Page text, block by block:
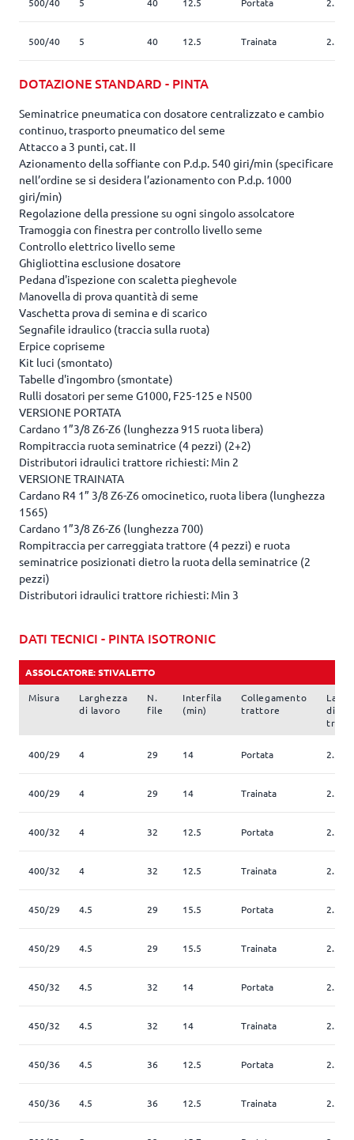
500/40 5 40 12.5 Portata 2.5
500/40 5 40 12.5 Trainata 2.5
DOTAZIONE STANDARD - PINTA
Seminatrice pneumatica con dosatore centralizzato e cambio
continuo, trasporto pneumatico del seme
Attacco a 3 punti, cat. II
Azionamento della soffiante con P.d.p. 540 giri/min (specificare
nell’ordine se si desidera l’azionamento con P.d.p. 1000
giri/min)
Regolazione della pressione su ogni singolo assolcatore
Tramoggia con finestra per controllo livello seme
Controllo elettrico livello seme
Ghigliottina esclusione dosatore
Pedana d'ispezione con scaletta pieghevole
Manovella di prova quantità di seme
Vaschetta prova di semina e di scarico
Segnafile idraulico (traccia sulla ruota)
Erpice copriseme
Kit luci (smontato)
Tabelle d'ingombro (smontate)
Rulli dosatori per seme G1000, F25-125 e N500
VERSIONE PORTATA
Cardano 1”3/8 Z6-Z6 (lunghezza 915 ruota libera)
Rompitraccia ruota seminatrice (4 pezzi) (2+2)
Distributori idraulici trattore richiesti: Min 2
VERSIONE TRAINATA
Cardano R4 1” 3/8 Z6-Z6 omocinetico, ruota libera (lunghezza
1565)
Cardano 1”3/8 Z6-Z6 (lunghezza 700)
Rompitraccia per carreggiata trattore (4 pezzi) e ruota
seminatrice posizionati dietro la ruota della seminatrice (2
pezzi)
Distributori idraulici trattore richiesti: Min 3
DATI TECNICI - PINTA ISOTRONIC
ASSOLCATORE: STIVALETTO
Misura
Larghezza
di lavoro
N.
file
Interfila
(min)
Collegamento
trattore
di
400/29 4 29 14 Portata 2.5
400/29 4 29 14 Trainata 2.5
400/32 4 32 12.5 Portata 2.5
400/32 4 32 12.5 Trainata 2.5
450/29 4.5 29 15.5 Portata 2.5
450/29 4.5 29 15.5 Trainata 2.5
450/32 4.5 32 14 Portata 2.5
450/32 4.5 32 14 Trainata 2.5
450/36 4.5 36 12.5 Portata 2.5
450/36 4.5 36 12.5 Trainata 2.5